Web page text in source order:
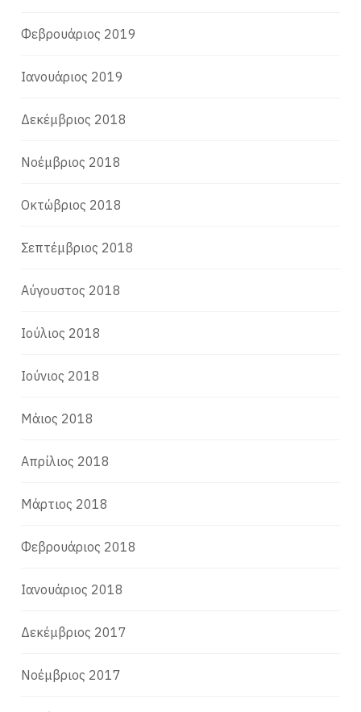
Φεβρουάριος 2019
Ιανουάριος 2019
Δεκέμβριος 2018
Νοέμβριος 2018
Οκτώβριος 2018
Σεπτέμβριος 2018
Αύγουστος 2018
Ιούλιος 2018
Ιούνιος 2018
Μάιος 2018
Απρίλιος 2018
Μάρτιος 2018
Φεβρουάριος 2018
Ιανουάριος 2018
Δεκέμβριος 2017
Νοέμβριος 2017